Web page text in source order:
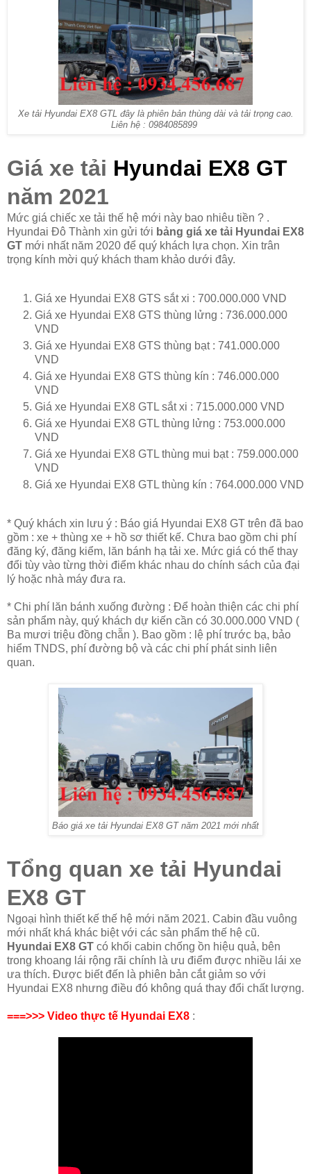
Xe tải Hyundai EX8 GTL đây là phiên bản thùng dài và tải trọng cao.
Liên hệ : 0984085899
Giá xe tải Hyundai EX8 GT
năm 2021
Mức giá chiếc xe tải thế hệ mới này bao nhiêu tiền ? .
Hyundai Đô Thành xin gửi tới bảng giá xe tải Hyundai EX8
GT mới nhất năm 2020 để quý khách lựa chọn. Xin trân
trọng kính mời quý khách tham khảo dưới đây.
Giá xe Hyundai EX8 GTS sắt xi : 700.000.000 VND
Giá xe Hyundai EX8 GTS thùng lửng : 736.000.000
VND
Giá xe Hyundai EX8 GTS thùng bạt : 741.000.000
VND
Giá xe Hyundai EX8 GTS thùng kín : 746.000.000
VND
Giá xe Hyundai EX8 GTL sắt xi : 715.000.000 VND
Giá xe Hyundai EX8 GTL thùng lửng : 753.000.000
VND
Giá xe Hyundai EX8 GTL thùng mui bạt : 759.000.000
VND
Giá xe Hyundai EX8 GTL thùng kín : 764.000.000 VND
* Quý khách xin lưu ý : Báo giá Hyundai EX8 GT trên đã bao
gồm : xe + thùng xe + hồ sơ thiết kế. Chưa bao gồm chi phí
đăng ký, đăng kiểm, lăn bánh hạ tải xe. Mức giá có thể thay
đổi tùy vào từng thời điểm khác nhau do chính sách của đại
lý hoặc nhà máy đưa ra.
* Chi phí lăn bánh xuống đường : Để hoàn thiện các chi phí
sản phẩm này, quý khách dự kiến cần có 30.000.000 VND (
Ba mươi triệu đồng chẵn ). Bao gồm : lệ phí trước bạ, bảo
hiểm TNDS, phí đường bộ và các chi phí phát sinh liên
quan.
Báo giá xe tải Hyundai EX8 GT năm 2021 mới nhất
Tổng quan xe tải Hyundai
EX8 GT
Ngoại hình thiết kế thế hệ mới năm 2021. Cabin đầu vuông
mới nhất khá khác biệt với các sản phẩm thế hệ cũ.
Hyundai EX8 GT có khối cabin chống ồn hiệu quả, bên
trong khoang lái rộng rãi chính là ưu điểm được nhiều lái xe
ưa thích. Được biết đến là phiên bản cắt giảm so với
Hyundai EX8 nhưng điều đó không quá thay đổi chất lượng.
===>>> Video thực tế Hyundai EX8 :